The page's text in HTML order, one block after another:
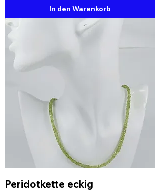
In den Warenkorb
Peridotkette eckig